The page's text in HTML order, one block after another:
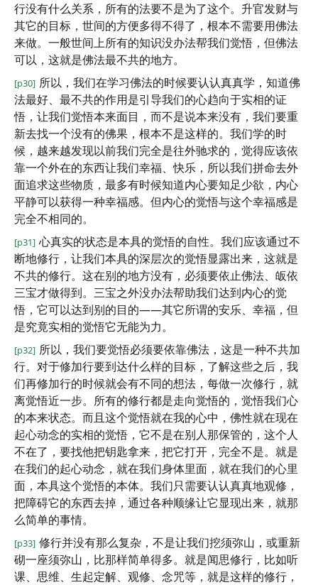
行没有什么关系，所有的法要不是为了这个。升官发财与
其它的目标，世间的方便多得不得了，根本不需要用佛法
来做。一般世间上所有的知识没办法帮我们觉悟，但佛法
可以，这就是佛法最不共的地方。
[p30] 所以，我们在学习佛法的时候要认认真真学，知道佛
法最好、最不共的作用是引导我们的心趋向于实相的证
悟，让我们觉悟本来面目，而不是说本来没有，我们要重
新去找一个没有的佛果，根本不是这样的。我们学的时
候，越来越发现以前我们完全是往外驰求的，觉得应该依
靠一个外在的东西让我们幸福、快乐，所以我们拼命去外
面追求这些物质，最多有时候知道内心要知足少欲，内心
平静可以获得一种幸福感。但内心的觉悟与这个幸福感是
完全不相同的。
[p31] 心真实的状态是本具的觉悟的自性。我们应该通过不
断地修行，让我们本具的深层次的觉悟显露出来，这就是
不共的修行。这在别的地方没有，必须要依止佛法、皈依
三宝才做得到。三宝之外没办法帮助我们达到内心的觉
悟，它可以达到别的目的——其它所谓的安乐、幸福，但
是究竟实相的觉悟它无能为力。
[p32] 所以，我们要觉悟必须要依靠佛法，这是一种不共加
行。对于修加行要到达什么样的目标，了解这些之后，我
们再修加行的时候就会有不同的想法，每做一次修行，就
离觉悟近一步。所有的修行都是走向觉悟的，觉悟我们心
的本来状态。而且这个觉悟就在我的心中，佛性就在现在
起心动念的实相的觉悟，它不是在别人那保管的，这个人
不在了，要找他把钥匙拿来，把它打开，完全不是。就是
在我们的起心动念，就在我们身体里面，就在我们的心里
面，本具这个觉悟的本体。我们只需要认认真真地观修，
把障碍它的东西去掉，通过各种顺缘让它显现出来，就那
么简单的事情。
[p33] 修行并没有那么复杂，不是让我们挖须弥山，或重新
砌一座须弥山，比那样简单得多。就是闻思修行，比如听
课、思维、生起定解、观修、念咒等，就是这样的修行，